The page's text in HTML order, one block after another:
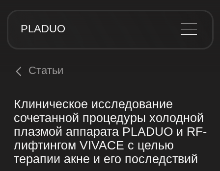
Клиническое исследование
лифтингом VIVACE с целью
терапии акне и его последствий
12 Мая 2025
Новые технологии красоты
Актуальность